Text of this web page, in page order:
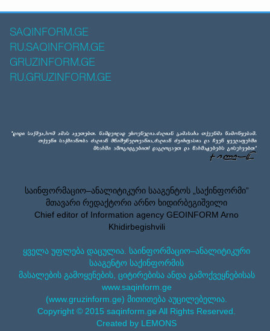
SAQINFORM.GE
RU.SAQINFORM.GE
GRUZINFORM.GE
RU.GRUZINFORM.GE
საინფორმაციო–ანალიტიკური სააგენტოს „საქინფორმი”
მთავარი რედაქტორი არნო ხიდირბეგიშვილი
Chief editor of Information agency GEOINFORM Arno
Khidirbegishvili
ყველა უფლება დაცულია. საინფორმაციო–ანალიტიკური
სააგენტო საქინფორმის
მასალების გამოყენების, ციტირებისა ანდა გამოქვეყნებისას
www.saqinform.ge
(www.gruzinform.ge) მითითება აუცილებელია.
Copyright © 2015 saqinform.ge All Rights Reserved.
Created by LEMONS